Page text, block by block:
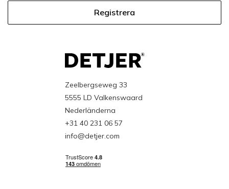
Registrera
Zeelbergseweg 33
5555 LD Valkenswaard
Nederländerna
+31 40 231 06 57
info@detjer.com